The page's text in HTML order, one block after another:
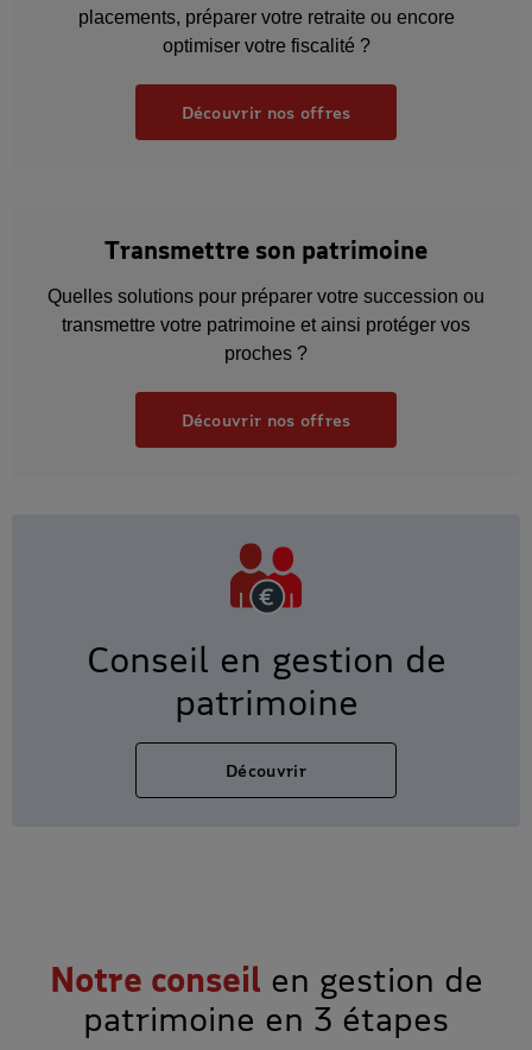
placements, préparer votre retraite ou encore
optimiser votre fiscalité ?
Découvrir nos offres
Transmettre son patrimoine
Quelles solutions pour préparer votre succession ou
transmettre votre patrimoine et ainsi protéger vos
proches ?
Découvrir nos offres
Conseil en gestion de
patrimoine
Découvrir
Notre conseil en gestion de
patrimoine en 3 étapes